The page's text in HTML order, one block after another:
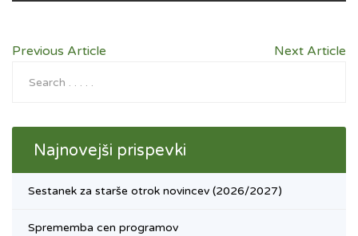
Previous Article Next Article
Najnovejši prispevki
Sestanek za starše otrok novincev (2026/2027)
Sprememba cen programov